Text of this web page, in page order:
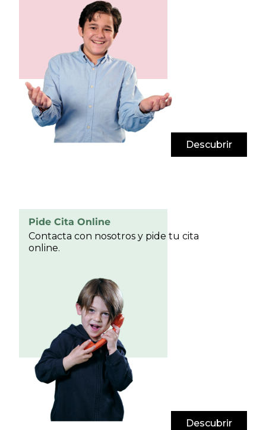
Descubrir
Pide Cita Online
Contacta con nosotros y pide tu cita
online.
Descubrir